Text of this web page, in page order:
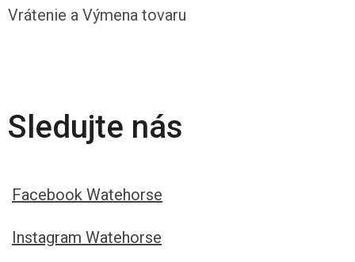
Vrátenie a Výmena tovaru
Sledujte nás
Facebook Watehorse
Instagram Watehorse